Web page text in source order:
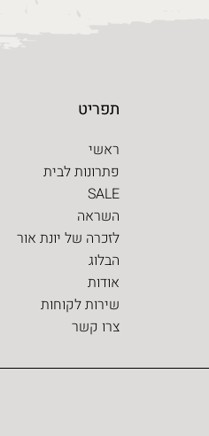
תפריט
ראשי
פתרונות לבית
SALE
השראה
לזכרה של יונת אור
הבלוג
אודות
שירות לקוחות
צרו קשר